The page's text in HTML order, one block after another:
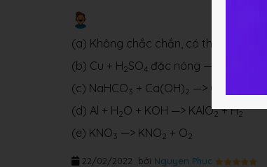
(a) Không chắc chắn, có thể Mg + HNO
(b) Cu + H2SO4 đặc nóng —> CuSO
(c) NaHCO3 + Ca(OH)2 —> CaCO
(d) Al + H2O + KOH —> KAlO2+ H2
(e) KNO3 —> KNO2 + O2
bởi Nguyen Phuc
22/02/2022